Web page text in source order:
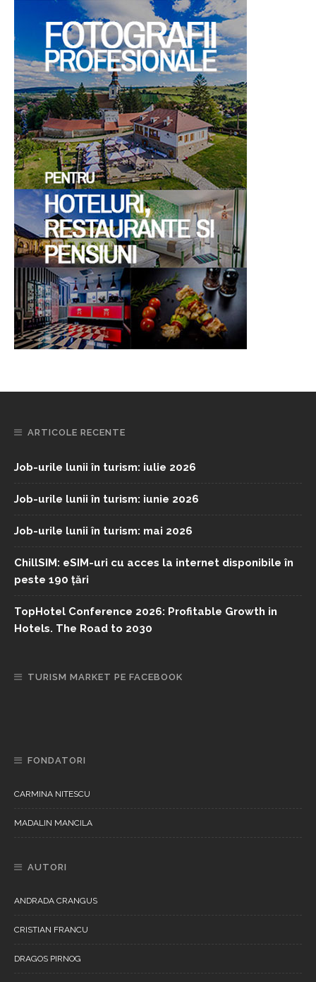
ARTICOLE RECENTE
Job-urile lunii în turism: iulie 2026
Job-urile lunii în turism: iunie 2026
Job-urile lunii în turism: mai 2026
ChillSIM: eSIM-uri cu acces la internet disponibile în
peste 190 țări
TopHotel Conference 2026: Profitable Growth in
Hotels. The Road to 2030
TURISM MARKET PE FACEBOOK
FONDATORI
CARMINA NITESCU
MADALIN MANCILA
AUTORI
ANDRADA CRANGUS
CRISTIAN FRANCU
DRAGOS PIRNOG